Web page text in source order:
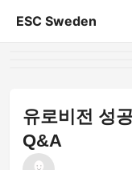
ESC Sweden
유로비전 성
Q&A